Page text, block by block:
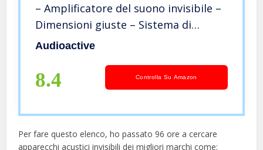
– Amplificatore del suono invisibile –
Dimensioni giuste – Sistema di
riduzione intelligente del rumore –
Audioactive
8.4 Controlla Su Amazon
Per fare questo elenco, ho passato 96 ore a cercare
apparecchi acustici invisibili dei migliori marchi come: